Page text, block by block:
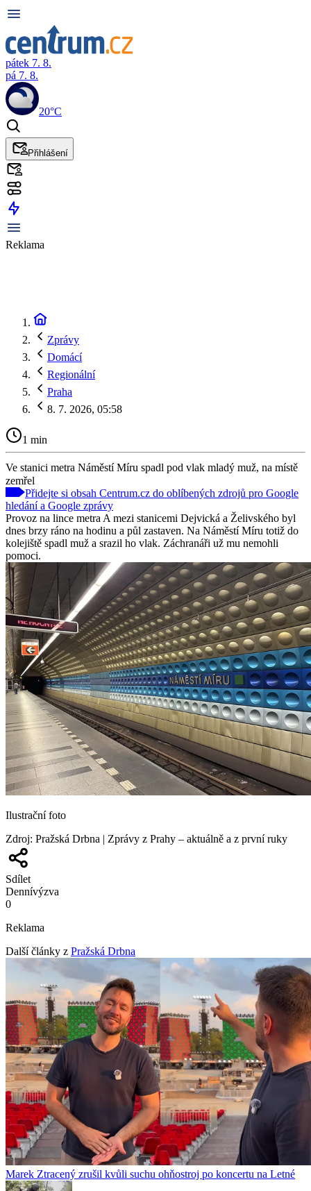
pátek 7. 8.
pá 7. 8.
20°C
Přihlášení
Reklama
Zprávy
Domácí
Regionální
Praha
8. 7. 2026, 05:58
1 min
Ve stanici metra Náměstí Míru spadl pod vlak mladý muž, na místě
zemřel
Přidejte si obsah Centrum.cz do oblíbených zdrojů pro Google
hledání a Google zprávy
Provoz na lince metra A mezi stanicemi Dejvická a Želivského byl
dnes brzy ráno na hodinu a půl zastaven. Na Náměstí Míru totiž do
kolejiště spadl muž a srazil ho vlak. Záchranáři už mu nemohli
pomoci.
Ilustrační foto
Zdroj: Pražská Drbna | Zprávy z Prahy – aktuálně a z první ruky
Sdílet
Dennívýzva
0
Reklama
Další články z Pražská Drbna
Marek Ztracený zrušil kvůli suchu ohňostroj po koncertu na Letné